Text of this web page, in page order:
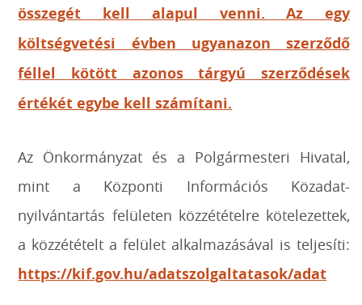
összegét kell alapul venni. Az egy
költségvetési évben ugyanazon szerződő
féllel kötött azonos tárgyú szerződések
értékét egybe kell számítani.
Az Önkormányzat és a Polgármesteri Hivatal,
mint a Központi Információs Közadat-
nyilvántartás felületen közzétételre kötelezettek,
a közzétételt a felület alkalmazásával is teljesíti:
https://kif.gov.hu/adatszolgaltatasok/adat